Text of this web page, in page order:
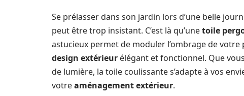
Se prélasser dans son jardin lors d’une belle
peut être trop insistant. C’est là qu’unetoile
astucieux permet de moduler l’ombrage de
design extérieur élégant et fonctionnel. Que
de lumière, la toile coulissante s’adapte à vos
votreaménagement extérieur.